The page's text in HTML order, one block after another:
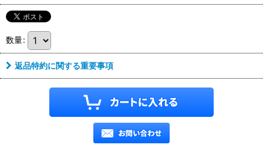
数量:
返品特約に関する重要事項